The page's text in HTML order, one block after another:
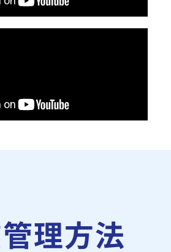
理方法